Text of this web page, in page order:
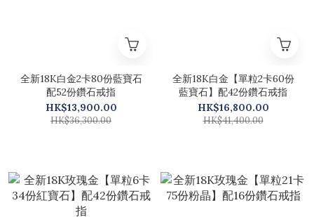
全新18K白金2卡80份藍寶石
配52份鑽石戒指
HK$13,900.00
HK$36,300.00
全新18K白金【單粒2卡60份
藍寶石】配42份鑽石戒指
HK$16,800.00
HK$41,400.00